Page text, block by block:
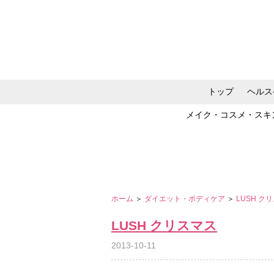
トップ ヘル
メイク・コスメ・ス
ホーム ＞ ダイエット・ボディケア ＞ LUSH ク
LUSH クリスマス
2013-10-11